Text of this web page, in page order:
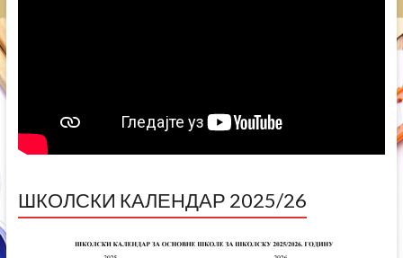
ШКОЛСКИ КАЛЕНДАР 2025/26